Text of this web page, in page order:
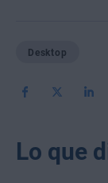
Desktop
Lo que